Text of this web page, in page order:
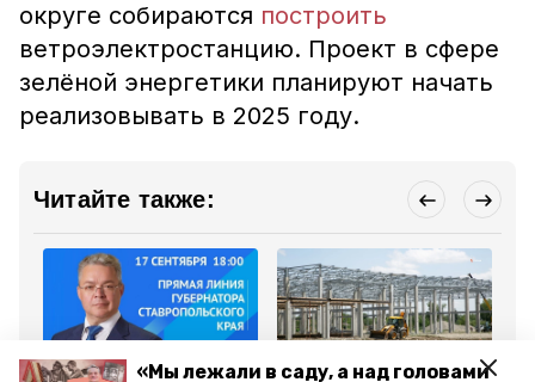
«Мы лежали в саду, а над головами
округе собираются построить
ветроэлектростанцию. Проект в сфере
зелёной энергетики планируют начать
реализовывать в 2025 году.
Читайте также: